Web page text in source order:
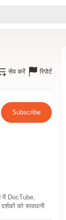
सेव करें रिपोर्ट
Subscribe
में DocTube,
को सावधानी